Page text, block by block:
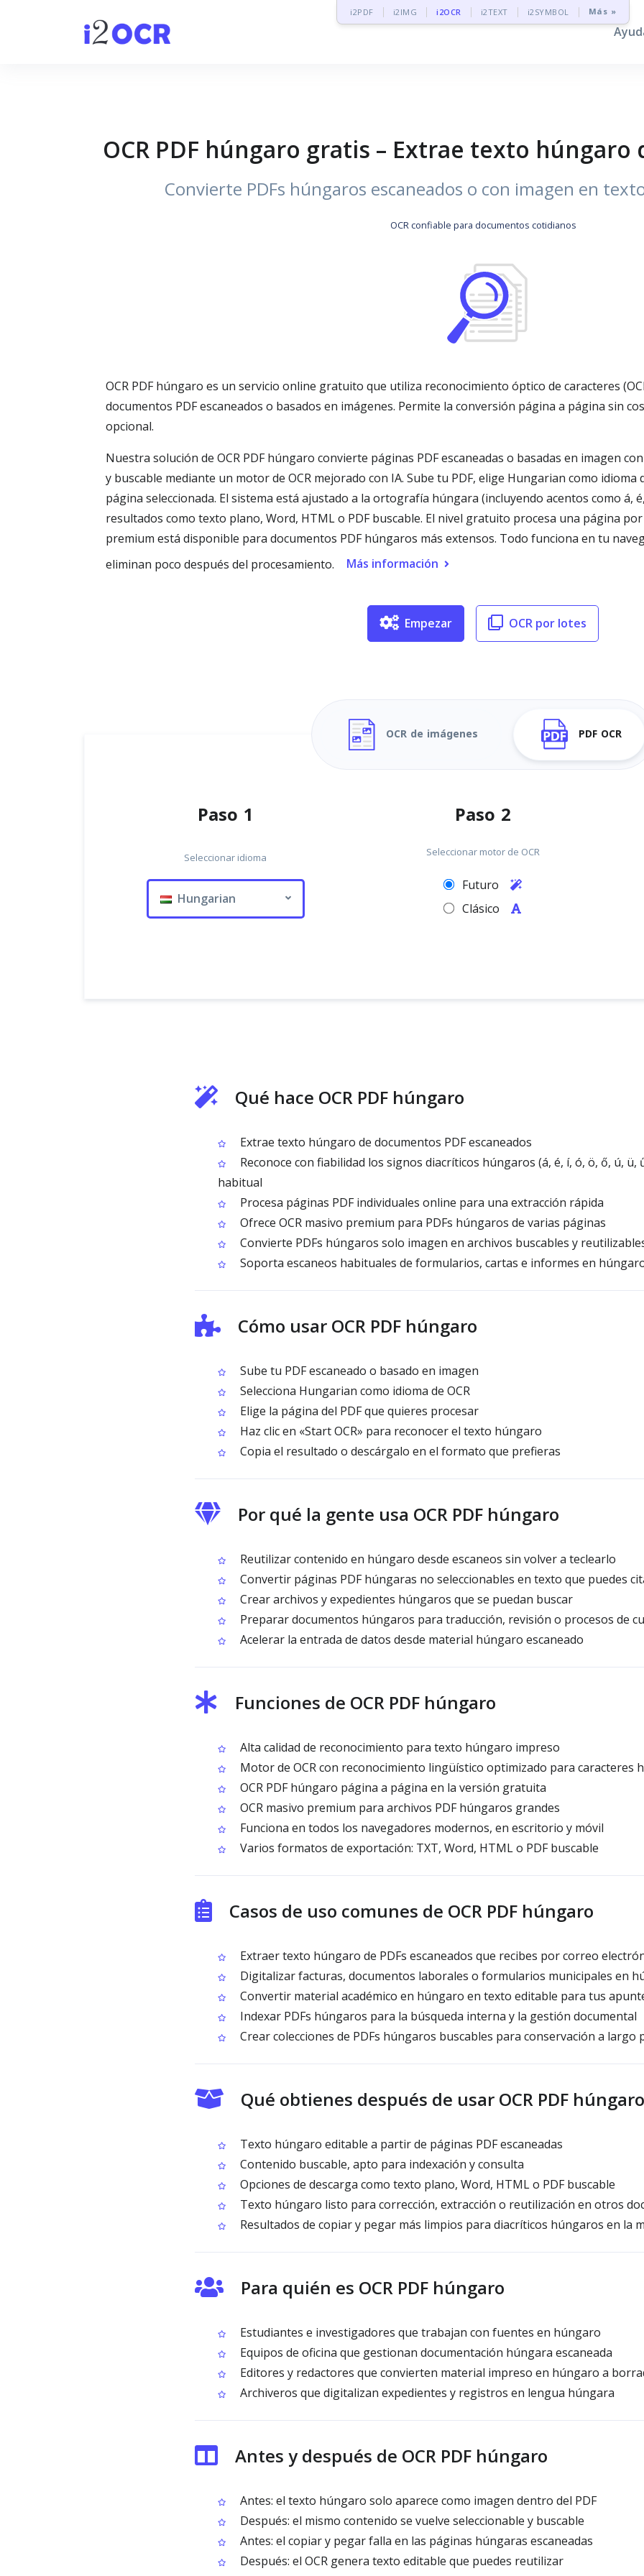
i2PDF i2IMG i2OCR i2TEXT i2SYMBOL Más »
OCR PDF húngaro gratis – Extrae texto húngaro
Convierte PDFs húngaros escaneados o con imagen en
OCR confiable para documentos cotidianos
OCR PDF húngaro es un servicio online gratuito que utiliza reconocimiento óptico de caracteres
documentos PDF escaneados o basados en imágenes. Permite la conversión página a página sin
opcional.
Nuestra solución de OCR PDF húngaro convierte páginas PDF escaneadas o basadas en imagen
y buscable mediante un motor de OCR mejorado con IA. Sube tu PDF, elige Hungarian como idioma
página seleccionada. El sistema está ajustado a la ortografía húngara (incluyendo acentos como á,
resultados como texto plano, Word, HTML o PDF buscable. El nivel gratuito procesa una página
premium está disponible para documentos PDF húngaros más extensos. Todo funciona en tu
eliminan poco después del procesamiento.
Más información
Empezar OCR por lotes
OCR de imágenes PDF OCR
Paso 1
Seleccionar idioma
Hungarian
Paso 2
Seleccionar motor de OCR
Futuro
Clásico
Qué hace OCR PDF húngaro
Extrae texto húngaro de documentos PDF escaneados
Reconoce con fiabilidad los signos diacríticos húngaros (á, é, í, ó, ö, ő, ú, ü,
habitual
Procesa páginas PDF individuales online para una extracción rápida
Ofrece OCR masivo premium para PDFs húngaros de varias páginas
Convierte PDFs húngaros solo imagen en archivos buscables y
Soporta escaneos habituales de formularios, cartas e informes en
Cómo usar OCR PDF húngaro
Sube tu PDF escaneado o basado en imagen
Selecciona Hungarian como idioma de OCR
Elige la página del PDF que quieres procesar
Haz clic en «Start OCR» para reconocer el texto húngaro
Copia el resultado o descárgalo en el formato que prefieras
Por qué la gente usa OCR PDF húngaro
Reutilizar contenido en húngaro desde escaneos sin volver a teclearlo
Convertir páginas PDF húngaras no seleccionables en texto que puedes
Crear archivos y expedientes húngaros que se puedan buscar
Preparar documentos húngaros para traducción, revisión o procesos de
Acelerar la entrada de datos desde material húngaro escaneado
Funciones de OCR PDF húngaro
Alta calidad de reconocimiento para texto húngaro impreso
Motor de OCR con reconocimiento lingüístico optimizado para caracteres
OCR PDF húngaro página a página en la versión gratuita
OCR masivo premium para archivos PDF húngaros grandes
Funciona en todos los navegadores modernos, en escritorio y móvil
Varios formatos de exportación: TXT, Word, HTML o PDF buscable
Casos de uso comunes de OCR PDF húngaro
Extraer texto húngaro de PDFs escaneados que recibes por correo
Digitalizar facturas, documentos laborales o formularios municipales en
Convertir material académico en húngaro en texto editable para tus
Indexar PDFs húngaros para la búsqueda interna y la gestión documental
Crear colecciones de PDFs húngaros buscables para conservación a largo
Qué obtienes después de usar OCR PDF húngaro
Texto húngaro editable a partir de páginas PDF escaneadas
Contenido buscable, apto para indexación y consulta
Opciones de descarga como texto plano, Word, HTML o PDF buscable
Texto húngaro listo para corrección, extracción o reutilización en otros
Resultados de copiar y pegar más limpios para diacríticos húngaros en la
Para quién es OCR PDF húngaro
Estudiantes e investigadores que trabajan con fuentes en húngaro
Equipos de oficina que gestionan documentación húngara escaneada
Editores y redactores que convierten material impreso en húngaro a
Archiveros que digitalizan expedientes y registros en lengua húngara
Antes y después de OCR PDF húngaro
Antes: el texto húngaro solo aparece como imagen dentro del PDF
Después: el mismo contenido se vuelve seleccionable y buscable
Antes: el copiar y pegar falla en las páginas húngaras escaneadas
Después: el OCR genera texto editable que puedes reutilizar